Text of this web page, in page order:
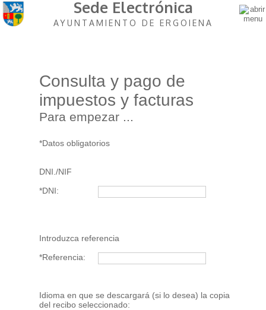
Sede Electrónica
AYUNTAMIENTO DE ERGOIENA
Consulta y pago de
impuestos y facturas
Para empezar ...
*Datos obligatorios
DNI./NIF
*DNI:
Introduzca referencia
*Referencia:
Idioma en que se descargará (si lo desea) la copia
del recibo seleccionado: